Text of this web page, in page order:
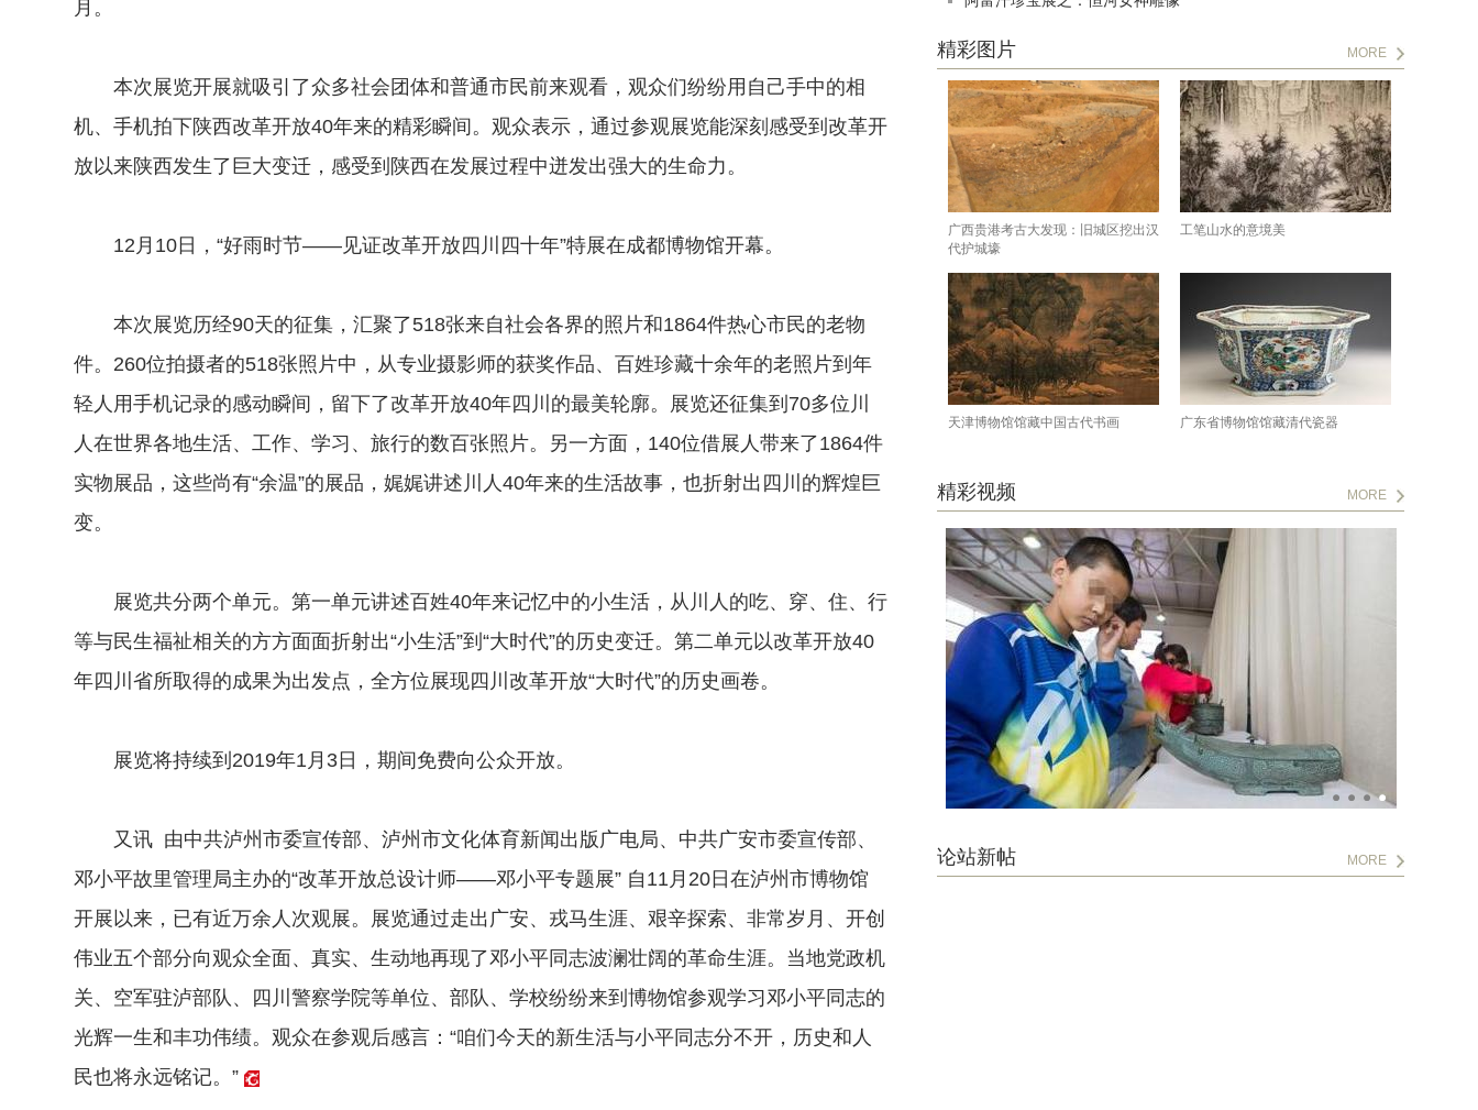
月。
本次展览开展就吸引了众多社会团体和普通市民前来观看，观众们纷纷用自己手中的相
机、手机拍下陕西改革开放40年来的精彩瞬间。观众表示，通过参观展览能深刻感受到改革开
放以来陕西发生了巨大变迁，感受到陕西在发展过程中迸发出强大的生命力。
12月10日，“好雨时节——见证改革开放四川四十年”特展在成都博物馆开幕。
本次展览历经90天的征集，汇聚了518张来自社会各界的照片和1864件热心市民的老物
件。260位拍摄者的518张照片中，从专业摄影师的获奖作品、百姓珍藏十余年的老照片到年
轻人用手机记录的感动瞬间，留下了改革开放40年四川的最美轮廓。展览还征集到70多位川
人在世界各地生活、工作、学习、旅行的数百张照片。另一方面，140位借展人带来了1864件
实物展品，这些尚有“余温”的展品，娓娓讲述川人40年来的生活故事，也折射出四川的辉煌巨
变。
展览共分两个单元。第一单元讲述百姓40年来记忆中的小生活，从川人的吃、穿、住、行
等与民生福祉相关的方方面面折射出“小生活”到“大时代”的历史变迁。第二单元以改革开放40
年四川省所取得的成果为出发点，全方位展现四川改革开放“大时代”的历史画卷。
展览将持续到2019年1月3日，期间免费向公众开放。
又讯 由中共泸州市委宣传部、泸州市文化体育新闻出版广电局、中共广安市委宣传部、
邓小平故里管理局主办的“改革开放总设计师——邓小平专题展” 自11月20日在泸州市博物馆
开展以来，已有近万余人次观展。展览通过走出广安、戎马生涯、艰辛探索、非常岁月、开创
伟业五个部分向观众全面、真实、生动地再现了邓小平同志波澜壮阔的革命生涯。当地党政机
关、空军驻泸部队、四川警察学院等单位、部队、学校纷纷来到博物馆参观学习邓小平同志的
光辉一生和丰功伟绩。观众在参观后感言：“咱们今天的新生活与小平同志分不开，历史和人
民也将永远铭记。”
精彩图片 MORE
广西贵港考古大发现：旧城区挖出汉
代护城壕
工笔山水的意境美
天津博物馆馆藏中国古代书画 广东省博物馆馆藏清代瓷器
精彩视频 MORE
论站新帖 MORE